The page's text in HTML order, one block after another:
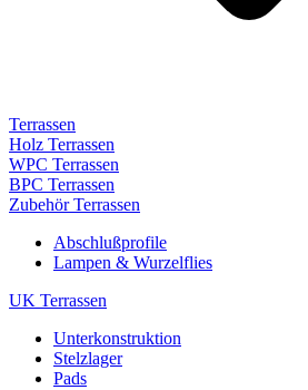
Terrassen
Holz Terrassen
WPC Terrassen
BPC Terrassen
Zubehör Terrassen
Abschlußprofile
Lampen & Wurzelflies
UK Terrassen
Unterkonstruktion
Stelzlager
Pads